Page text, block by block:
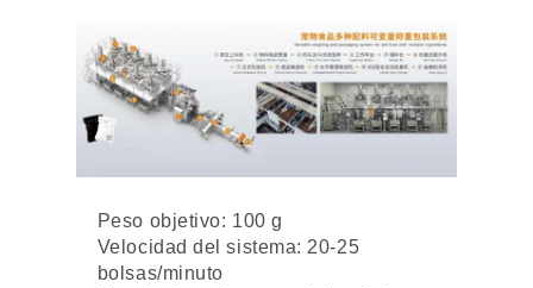
Peso objetivo: 100 g
Velocidad del sistema: 20-25
bolsas/minuto